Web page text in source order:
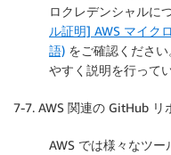
ロクレデンシャルに
ル証明] AWS マイク
語) をご確認くださ
やすく説明を行ってい
7-7. AWS 関連の GitHub リ
AWS では様々なツ